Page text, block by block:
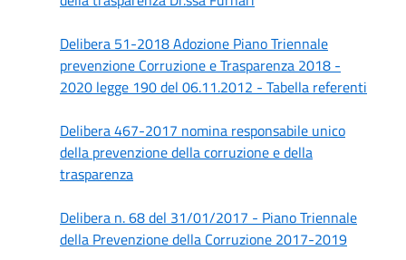
Delibera 51-2018 Adozione Piano Triennale
prevenzione Corruzione e Trasparenza 2018 -
2020 legge 190 del 06.11.2012 - Tabella referenti
Delibera 467-2017 nomina responsabile unico
della prevenzione della corruzione e della
trasparenza
Delibera n. 68 del 31/01/2017 - Piano Triennale
della Prevenzione della Corruzione 2017-2019